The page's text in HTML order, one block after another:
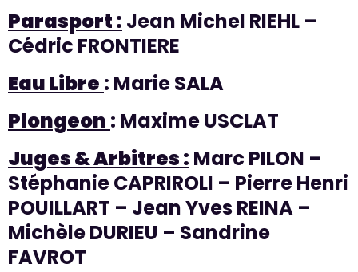
Parasport : Jean Michel RIEHL –
Cédric FRONTIERE
Eau Libre : Marie SALA
Plongeon : Maxime USCLAT
Juges & Arbitres : Marc PILON –
Stéphanie CAPRIROLI – Pierre Henri
POUILLART – Jean Yves REINA –
Michèle DURIEU – Sandrine
FAVROT